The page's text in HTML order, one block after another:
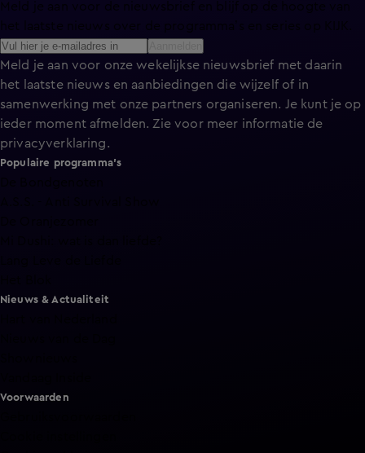
Meld je aan voor de nieuwsbrief en blijf op de hoogte van
het laatste nieuws over de programma’s en series op KIJK.
Meld je aan voor onze wekelijkse nieuwsbrief met daarin
het laatste nieuws en aanbiedingen die wijzelf of in
samenwerking met onze partners organiseren. Je kunt je op
ieder moment afmelden. Zie voor meer informatie de
privacyverklaring.
Populaire programma's
Nieuws & Actualiteit
Voorwaarden